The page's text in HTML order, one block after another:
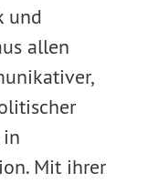
und
allen
Mit ihrer